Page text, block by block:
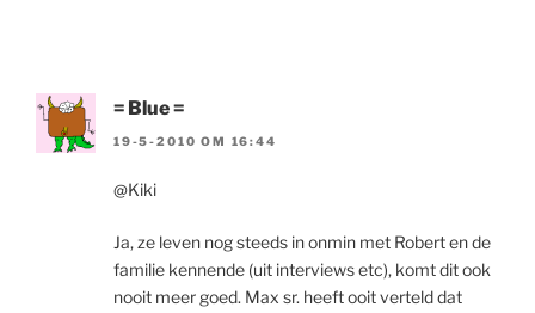
= Blue =
19-5-2010 OM 16:44
@Kiki
Ja, ze leven nog steeds in onmin met Robert en de
familie kennende (uit interviews etc), komt dit ook
nooit meer goed. Max sr. heeft ooit verteld dat